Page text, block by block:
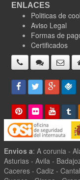
ENLACES
Politicas de
Aviso Legal
Formas de
Certificados
Envios a: A corunia -
Asturias - Avila -
Caceres - Cadiz -